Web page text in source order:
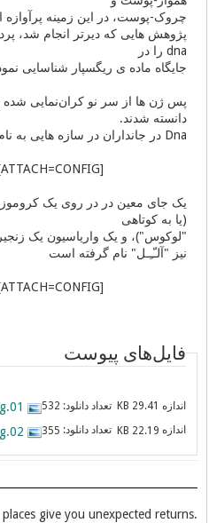
چروک-پوست، در این زمینه
پژوهش هایی که دیرتر انجام شد،
dna را در
جایگاه ماده ی ریگسپار شناسایی
دانسته شدند.
Dna در جانداران در سازه هایی به نام "کروموزوم" ها انبار میشود.
[ATTACH=CONFIG]586[/ATTACH]
یک جای معین در در روی یک
(یا به کوتاهی
نیز "آلـّـِـل" نام گرفته است
[ATTACH=CONFIG]587[/ATTACH]
فایل‌های پیوست
01.jpg اندازه 29.41 KB تعداد دانلود: 532
02.jpg اندازه 22.19 KB تعداد دانلود: 355
.Unexpected places give you unexpected returns